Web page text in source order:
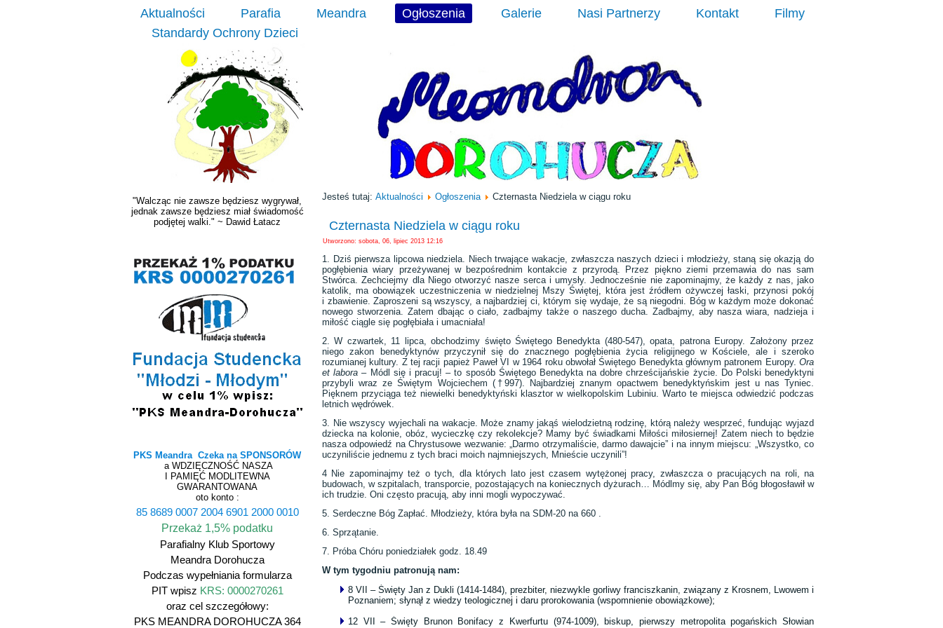
Aktualności Parafia Meandra Ogłoszenia Galerie Nasi Partnerzy Kontakt
Filmy
Standardy Ochrony Dzieci
"Walcząc nie zawsze będziesz wygrywał,
jednak zawsze będziesz miał świadomość
podjętej walki." ~ Dawid Łatacz
PKS Meandra Czeka na SPONSORÓW
a WDZIĘCZNOŚĆ NASZA
I PAMIĘĆ MODLITEWNA
GWARANTOWANA
oto konto :
85 8689 0007 2004 6901 2000 0010
Przekaż 1,5% podatku
Parafialny Klub Sportowy
Meandra Dorohucza
Podczas wypełniania formularza
PIT wpisz KRS: 0000270261
oraz cel szczegółowy:
PKS MEANDRA DOROHUCZA 364
Jesteś tutaj: Aktualności Ogłoszenia Czternasta Niedziela w ciągu roku
Czternasta Niedziela w ciągu roku
Utworzono: sobota, 06, lipiec 2013 12:16
1. Dziś pierwsza lipcowa niedziela. Niech trwające wakacje, zwłaszcza naszych dzieci i młodzieży, staną się okazją do
pogłębienia wiary przeżywanej w bezpośrednim kontakcie z przyrodą. Przez piękno ziemi przemawia do nas sam
Stwórca. Zechciejmy dla Niego otworzyć nasze serca i umysły. Jednocześnie nie zapominajmy, że każdy z nas, jako
katolik, ma obowiązek uczestniczenia w niedzielnej Mszy Świętej, która jest źródłem ożywczej łaski, przynosi pokój
i zbawienie. Zaproszeni są wszyscy, a najbardziej ci, którym się wydaje, że są niegodni. Bóg w każdym może dokonać
nowego stworzenia. Zatem dbając o ciało, zadbajmy także o naszego ducha. Zadbajmy, aby nasza wiara, nadzieja i
miłość ciągle się pogłębiała i umacniała!
2. W czwartek, 11 lipca, obchodzimy święto Świętego Benedykta (480-547), opata, patrona Europy. Założony przez
niego zakon benedyktynów przyczynił się do znacznego pogłębienia życia religijnego w Kościele, ale i szeroko
rozumianej kultury. Z tej racji papież Paweł VI w 1964 roku obwołał Świętego Benedykta głównym patronem Europy. Ora
et labora – Módl się i pracuj! – to sposób Świętego Benedykta na dobre chrześcijańskie życie. Do Polski benedyktyni
przybyli wraz ze Świętym Wojciechem (†997). Najbardziej znanym opactwem benedyktyńskim jest u nas Tyniec.
Pięknem przyciąga też niewielki benedyktyński klasztor w wielkopolskim Lubiniu. Warto te miejsca odwiedzić podczas
letnich wędrówek.
3. Nie wszyscy wyjechali na wakacje. Może znamy jakąś wielodzietną rodzinę, którą należy wesprzeć, fundując wyjazd
dziecka na kolonie, obóz, wycieczkę czy rekolekcje? Mamy być świadkami Miłości miłosiernej! Zatem niech to będzie
nasza odpowiedź na Chrystusowe wezwanie: „Darmo otrzymaliście, darmo dawajcie” i na innym miejscu: „Wszystko, co
uczyniliście jednemu z tych braci moich najmniejszych, Mnieście uczynili”!
4 Nie zapominajmy też o tych, dla których lato jest czasem wytężonej pracy, zwłaszcza o pracujących na roli, na
budowach, w szpitalach, transporcie, pozostających na koniecznych dyżurach… Módlmy się, aby Pan Bóg błogosławił w
ich trudzie. Oni często pracują, aby inni mogli wypoczywać.
5. Serdeczne Bóg Zapłać. Młodzieży, która była na SDM-20 na 660 .
6. Sprzątanie.
7. Próba Chóru poniedziałek godz. 18.49
W tym tygodniu patronują nam:
8 VII – Święty Jan z Dukli (1414-1484), prezbiter, niezwykle gorliwy franciszkanin, związany z Krosnem, Lwowem i
Poznaniem; słynął z wiedzy teologicznej i daru prorokowania (wspomnienie obowiązkowe);
12 VII – Święty Brunon Bonifacy z Kwerfurtu (974-1009), biskup, pierwszy metropolita pogańskich Słowian